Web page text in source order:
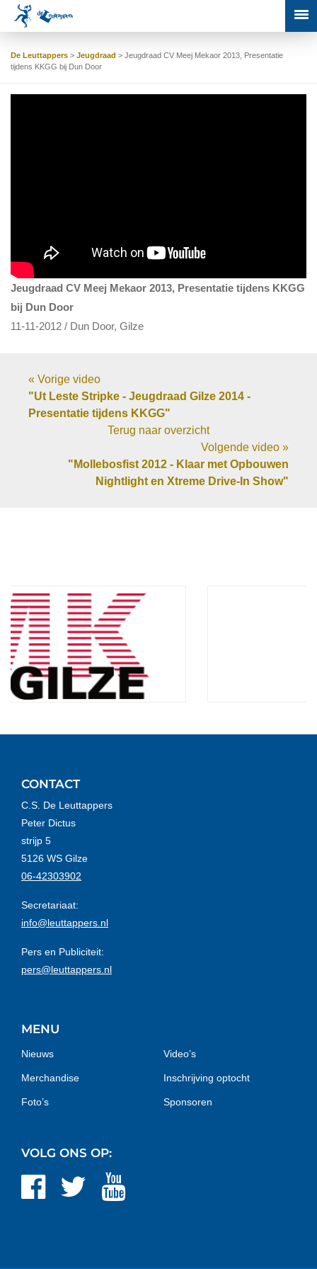
De Leuttappers > Jeugdraad > Jeugdraad CV Meej Mekaor 2013, Presentatie
tijdens KKGG bij Dun Door
Jeugdraad CV Meej Mekaor 2013, Presentatie tijdens KKGG
bij Dun Door
11-11-2012 / Dun Door, Gilze
« Vorige video
"Ut Leste Stripke - Jeugdraad Gilze 2014 -
Presentatie tijdens KKGG"
Terug naar overzicht
Volgende video »
"Mollebosfist 2012 - Klaar met Opbouwen
Nightlight en Xtreme Drive-In Show"
CONTACT
C.S. De Leuttappers
Peter Dictus
strijp 5
5126 WS Gilze
06-42303902
Secretariaat:
info@leuttappers.nl
Pers en Publiciteit:
pers@leuttappers.nl
MENU
Nieuws
Merchandise
Foto’s
Video’s
Inschrijving optocht
Sponsoren
VOLG ONS OP: